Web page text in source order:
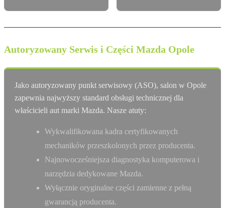
Autoryzowany Serwis i Części Mazda Opole
Jako autoryzowany punkt serwisowy (ASO), salon w Opole
zapewnia najwyższy standard obsługi technicznej dla
właścicieli aut marki Mazda. Nasze atuty:
Wykwalifikowana kadra certyfikowanych
mechaników przeszkolonych przez producenta.
Najnowocześniejsza diagnostyka komputerowa i
narzędzia dedykowane Mazda.
Wyłącznie oryginalne części zamienne z pełną
gwarancją producenta.